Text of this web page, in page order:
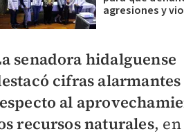
agresiones y
senadora hidalguense
cifras alarmantes
al
recursos naturales, en